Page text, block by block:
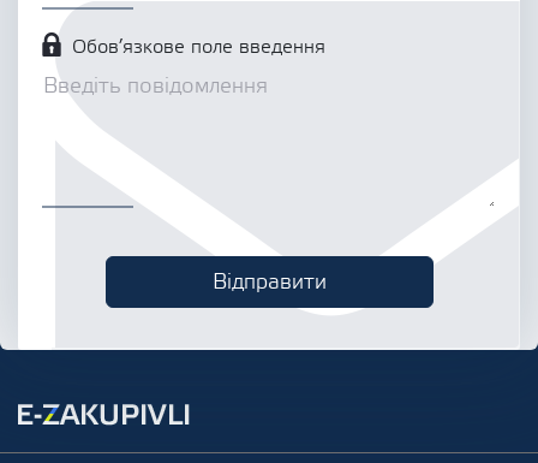
Обов’язкове поле введення